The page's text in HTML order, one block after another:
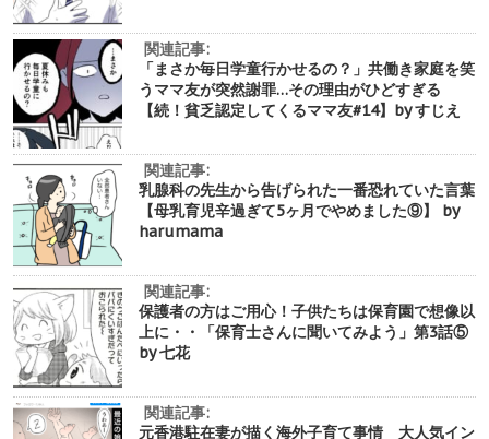
関連記事:
「まさか毎日学童行かせるの？」共働き家庭を笑
うママ友が突然謝罪…その理由がひどすぎる
【続！貧乏認定してくるママ友#14】by すじえ
関連記事:
乳腺科の先生から告げられた一番恐れていた言葉
【母乳育児辛過ぎて5ヶ月でやめました⑨】 by
harumama
関連記事:
保護者の方はご用心！子供たちは保育園で想像以
上に・・「保育士さんに聞いてみよう」第3話⑤
by 七花
関連記事:
元香港駐在妻が描く海外子育て事情 大人気イン